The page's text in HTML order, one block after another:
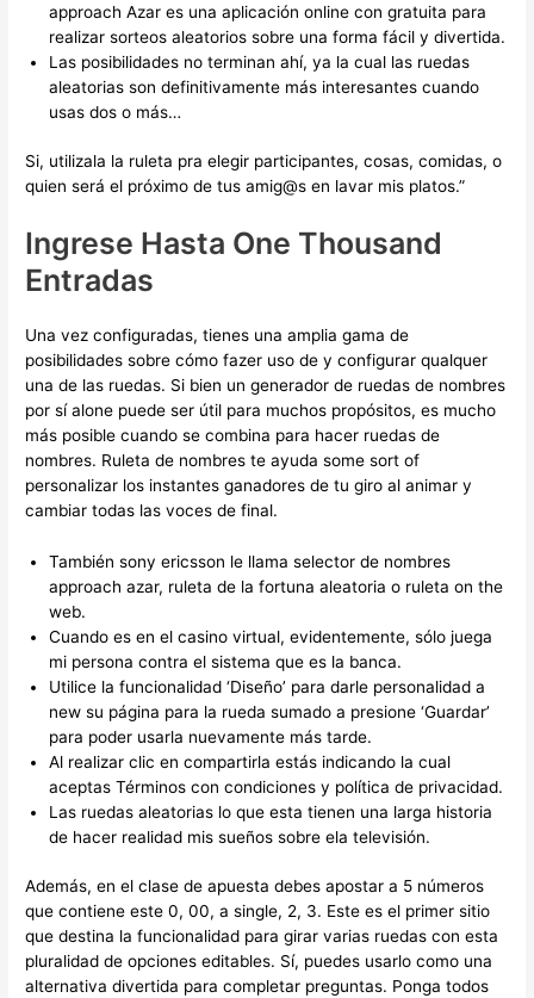
approach Azar es una aplicación online con gratuita para
realizar sorteos aleatorios sobre una forma fácil y divertida.
Las posibilidades no terminan ahí, ya la cual las ruedas
aleatorias son definitivamente más interesantes cuando
usas dos o más…
Si, utilizala la ruleta pra elegir participantes, cosas, comidas, o
quien será el próximo de tus amig@s en lavar mis platos.”
Ingrese Hasta One Thousand
Entradas
Una vez configuradas, tienes una amplia gama de
posibilidades sobre cómo fazer uso de y configurar qualquer
una de las ruedas. Si bien un generador de ruedas de nombres
por sí alone puede ser útil para muchos propósitos, es mucho
más posible cuando se combina para hacer ruedas de
nombres. Ruleta de nombres te ayuda some sort of
personalizar los instantes ganadores de tu giro al animar y
cambiar todas las voces de final.
También sony ericsson le llama selector de nombres
approach azar, ruleta de la fortuna aleatoria o ruleta on the
web.
Cuando es en el casino virtual, evidentemente, sólo juega
mi persona contra el sistema que es la banca.
Utilice la funcionalidad ‘Diseño’ para darle personalidad a
new su página para la rueda sumado a presione ‘Guardar’
para poder usarla nuevamente más tarde.
Al realizar clic en compartirla estás indicando la cual
aceptas Términos con condiciones y política de privacidad.
Las ruedas aleatorias lo que esta tienen una larga historia
de hacer realidad mis sueños sobre ela televisión.
Además, en el clase de apuesta debes apostar a 5 números
que contiene este 0, 00, a single, 2, 3. Este es el primer sitio
que destina la funcionalidad para girar varias ruedas con esta
pluralidad de opciones editables. Sí, puedes usarlo como una
alternativa divertida para completar preguntas. Ponga todos